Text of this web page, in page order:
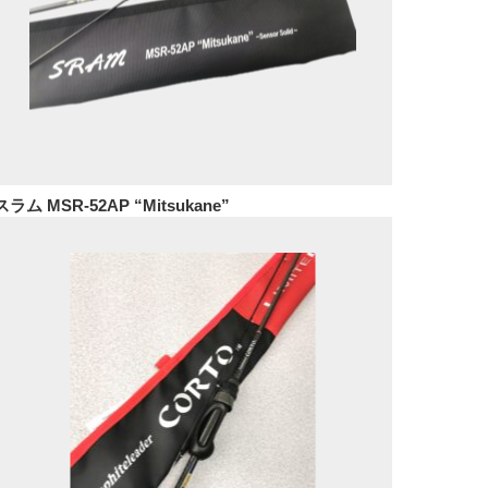
ラム MSR-52AP “Mitsukane”